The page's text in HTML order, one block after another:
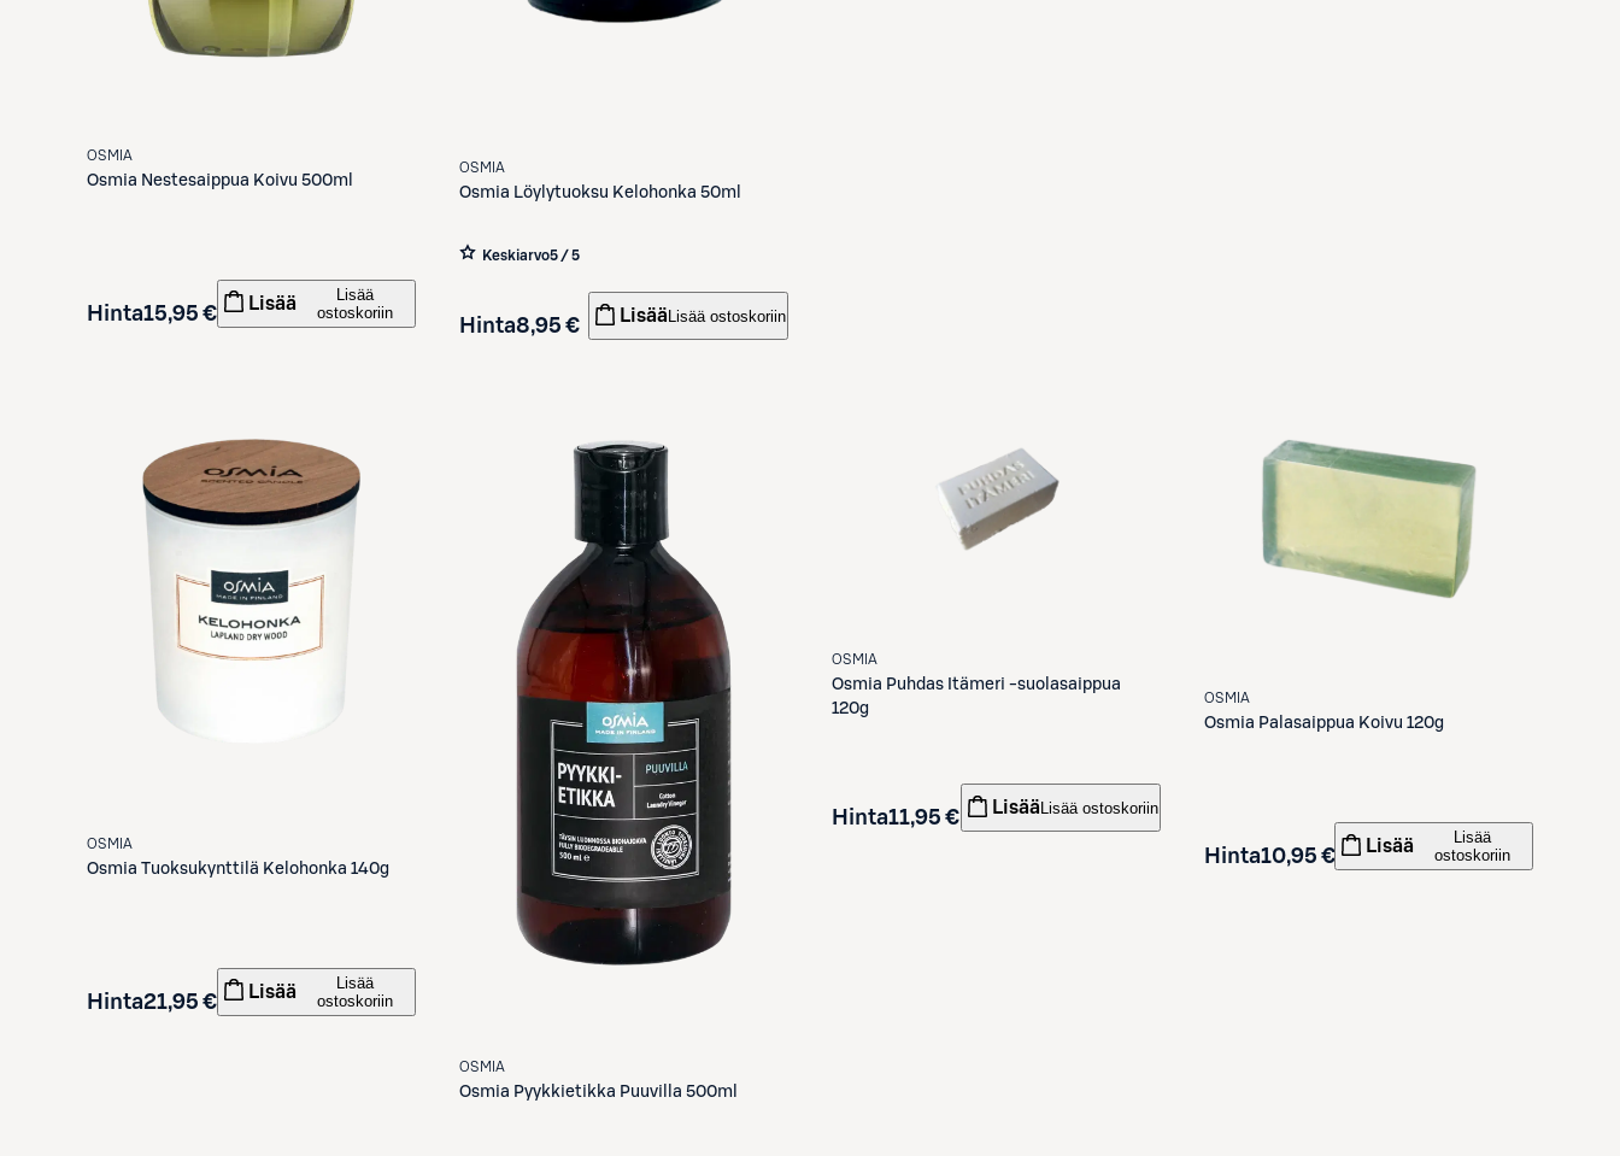
OSMIA
Osmia Nestesaippua Koivu 500ml
Hinta15,95 € Lisää
Lisää
ostoskoriin
OSMIA
Osmia Löylytuoksu Kelohonka 50ml
Keskiarvo5 / 5
Hinta8,95 € Lisää Lisää ostoskoriin
OSMIA
Osmia Tuoksukynttilä Kelohonka 140g
Hinta21,95 € Lisää
Lisää
ostoskoriin
OSMIA
Osmia Pyykkietikka Puuvilla 500ml
OSMIA
Osmia Puhdas Itämeri -suolasaippua
120g
Hinta11,95 € Lisää Lisää ostoskoriin
OSMIA
Osmia Palasaippua Koivu 120g
Hinta10,95 € Lisää
Lisää
ostoskoriin